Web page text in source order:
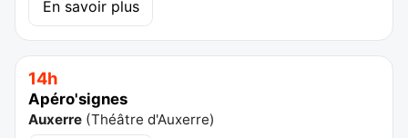
En savoir plus
14h
Apéro'signes
Auxerre (Théâtre d'Auxerre)